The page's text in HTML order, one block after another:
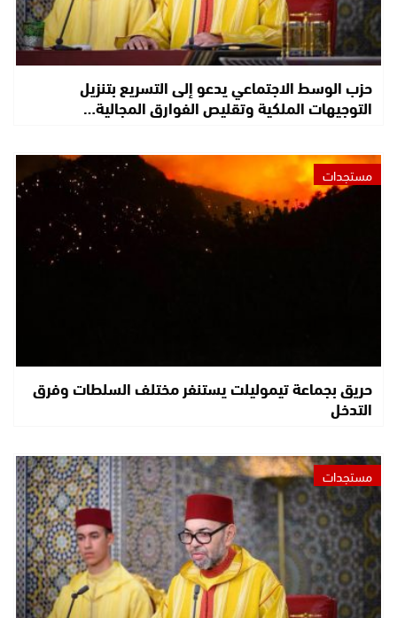
حزب الوسط الاجتماعي يدعو إلى التسريع بتنزيل
التوجيهات الملكية وتقليص الفوارق المجالية…
مستجدات
حريق بجماعة تيموليلت يستنفر مختلف السلطات وفرق
التدخل
مستجدات